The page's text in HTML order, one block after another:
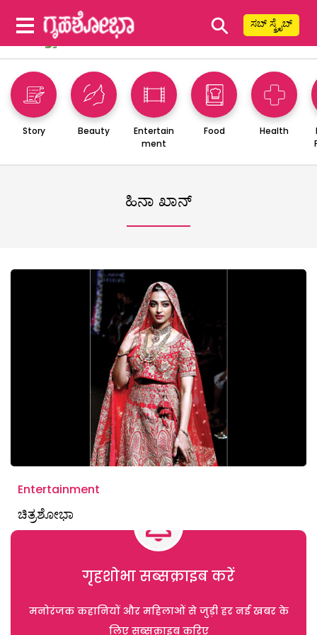
⚲ ಸಬ್ ಸ್ಕ್ರೈಬ್
Story Beauty
Entertain
ment
Food Health
ಹಿನಾ ಖಾನ್
Entertainment
ಚಿತ್ರಶೋಭಾ
गृहशोभा सब्सक्राइब करें
मनोरंजक कहानियों और महिलाओं से जुड़ी हर नई खबर के
लिए सब्सक्राइब करिए